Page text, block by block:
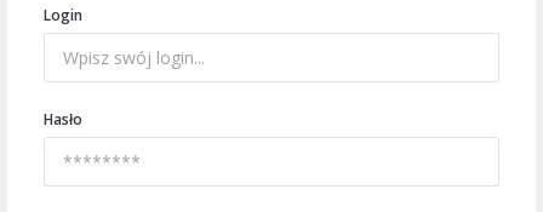
Login
Hasło